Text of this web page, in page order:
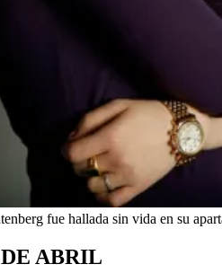
fue hallada sin vida en su
ABRIL